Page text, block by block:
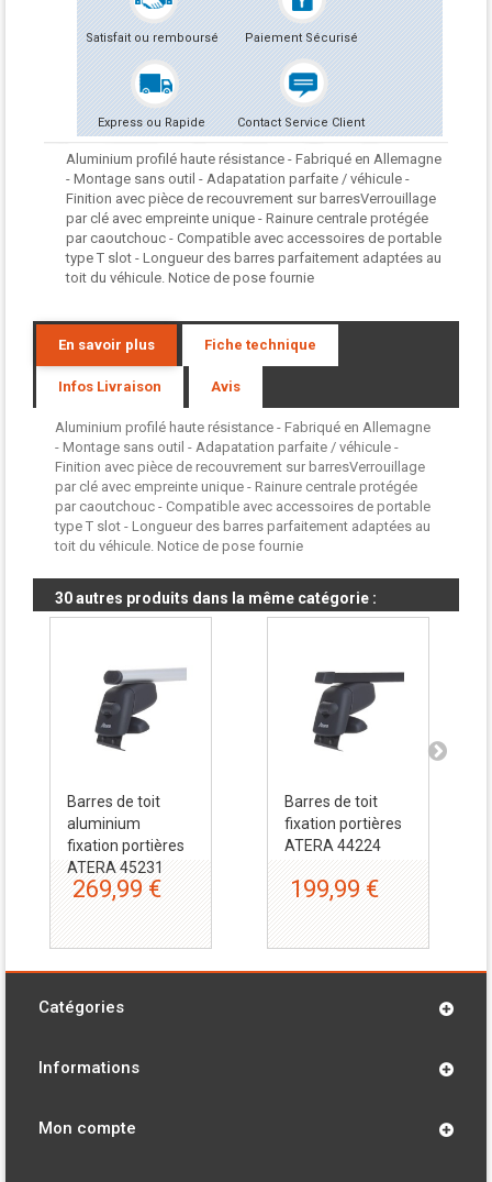
Satisfait ou remboursé Paiement Sécurisé
Express ou Rapide Contact Service Client
Aluminium profilé haute résistance - Fabriqué en Allemagne
- Montage sans outil - Adapatation parfaite / véhicule -
Finition avec pièce de recouvrement sur barresVerrouillage
par clé avec empreinte unique - Rainure centrale protégée
par caoutchouc - Compatible avec accessoires de portable
type T slot - Longueur des barres parfaitement adaptées au
toit du véhicule. Notice de pose fournie
En savoir plus Fiche technique
Infos Livraison Avis
Aluminium profilé haute résistance - Fabriqué en Allemagne
- Montage sans outil - Adapatation parfaite / véhicule -
Finition avec pièce de recouvrement sur barresVerrouillage
par clé avec empreinte unique - Rainure centrale protégée
par caoutchouc - Compatible avec accessoires de portable
type T slot - Longueur des barres parfaitement adaptées au
toit du véhicule. Notice de pose fournie
30 autres produits dans la même catégorie :
Barres de toit
aluminium
fixation portières
ATERA 45231
269,99 €
Barres de toit
fixation portières
ATERA 44224
199,99 €
Catégories
Informations
Mon compte